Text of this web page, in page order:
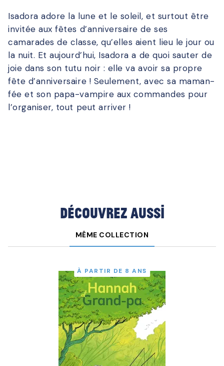
Isadora adore la lune et le soleil, et surtout être
invitée aux fêtes d’anniversaire de ses
camarades de classe, qu’elles aient lieu le jour ou
la nuit. Et aujourd’hui, Isadora a de quoi sauter de
joie dans son tutu noir : elle va avoir sa propre
fête d’anniversaire ! Seulement, avec sa maman-
fée et son papa-vampire aux commandes pour
l’organiser, tout peut arriver !
Découvrez aussi
MÊME COLLECTION
À PARTIR DE 8 ANS